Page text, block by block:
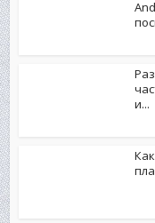
и...